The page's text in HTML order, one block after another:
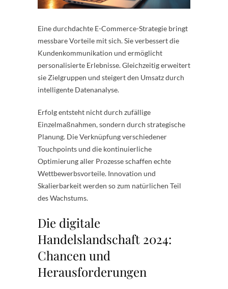
Eine durchdachte E-Commerce-Strategie bringt
messbare Vorteile mit sich. Sie verbessert die
Kundenkommunikation und ermöglicht
personalisierte Erlebnisse. Gleichzeitig erweitert
sie Zielgruppen und steigert den Umsatz durch
intelligente Datenanalyse.
Erfolg entsteht nicht durch zufällige
Einzelmaßnahmen, sondern durch strategische
Planung. Die Verknüpfung verschiedener
Touchpoints und die kontinuierliche
Optimierung aller Prozesse schaffen echte
Wettbewerbsvorteile. Innovation und
Skalierbarkeit werden so zum natürlichen Teil
des Wachstums.
Die digitale
Handelslandschaft 2024:
Chancen und
Herausforderungen